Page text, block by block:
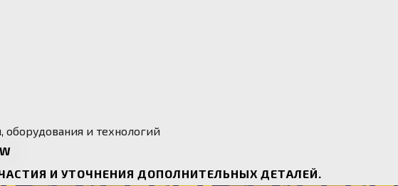
оборудования и технологий
И УТОЧНЕНИЯ ДОПОЛНИТЕЛЬНЫХ ДЕТАЛЕЙ.